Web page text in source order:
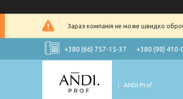
Зараз компанія не може швидко
+380 (66) 757-15-37 +380 (98) 410-
ANDI Prof